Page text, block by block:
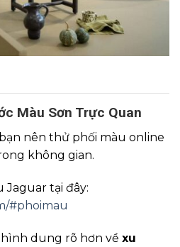
Màu Sơn Trực Quan
nên thử phối màu online
không gian.
Jaguar tại đây:
#phoimau
dung rõ hơn về xu